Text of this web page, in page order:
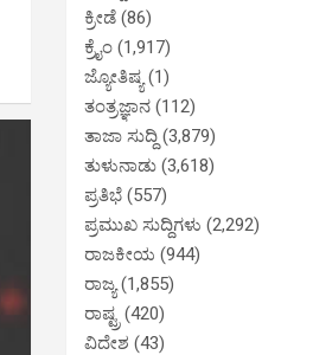
ಕ್ರೀಡೆ (86)
ಕ್ರೈಂ (1,917)
ಜ್ಯೋತಿಷ್ಯ(1)
ತಂತ್ರಜ್ಞಾನ (112)
ತಾಜಾ ಸುದ್ದಿ (3,879)
ತುಳುನಾಡು (3,618)
ಪ್ರತಿಭೆ (557)
ಪ್ರಮುಖ ಸುದ್ದಿಗಳು (2,292)
ರಾಜಕೀಯ (944)
ರಾಜ್ಯ(1,855)
ರಾಷ್ಟ್ರ (420)
ವಿದೇಶ (43)